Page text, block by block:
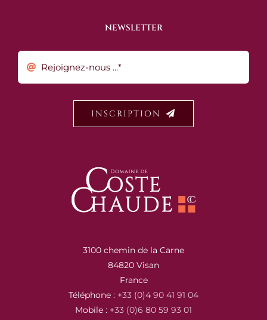
NEWSLETTER
INSCRIPTION
3100 chemin de la Carne
84820 Visan
France
Téléphone : +33 (0)4 90 41 91 04
Mobile : +33 (0)6 80 59 93 01